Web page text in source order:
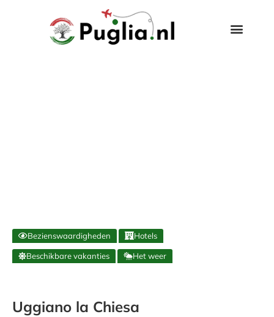
Bezienswaardigheden Hotels
Beschikbare vakanties Het weer
Uggiano la Chiesa